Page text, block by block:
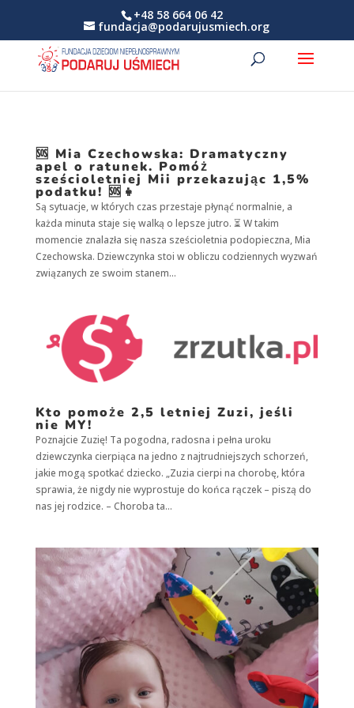
+48 58 664 06 42
fundacja@podarujusmiech.org
🆘 Mia Czechowska: Dramatyczny
apel o ratunek. Pomóż
sześcioletniej Mii przekazując 1,5%
podatku! 🆘👧
Są sytuacje, w których czas przestaje płynąć normalnie, a
każda minuta staje się walką o lepsze jutro. ⏳ W takim
momencie znalazła się nasza sześcioletnia podopieczna, Mia
Czechowska. Dziewczynka stoi w obliczu codziennych wyzwań
związanych ze swoim stanem...
Kto pomoże 2,5 letniej Zuzi, jeśli
nie MY!
Poznajcie Zuzię! Ta pogodna, radosna i pełna uroku
dziewczynka cierpiąca na jedno z najtrudniejszych schorzeń,
jakie mogą spotkać dziecko. „Zuzia cierpi na chorobę, która
sprawia, że nigdy nie wyprostuje do końca rączek – piszą do
nas jej rodzice. – Choroba ta...
Te pliki cookie
opcjonalne. Są
one potrzebne
funkcjonowania
strony
Statystyka
Abyśmy mogli
poprawić
funkcjonalność
i strukturę
strony
internetowej,
na podstawie
tego, jak strona
jest używana.